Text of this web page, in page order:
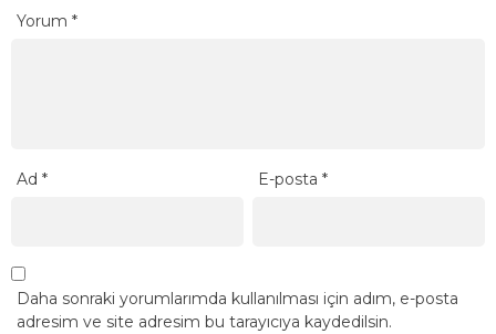
Yorum *
Ad * E-posta*
Daha sonraki yorumlarımda kullanılması için adım, e-posta
adresim ve site adresim bu tarayıcıya kaydedilsin.